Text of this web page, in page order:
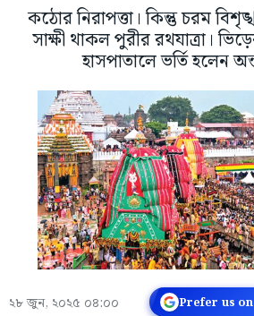
কঠোর নিরাপত্তা। কিন্তু চরম
সাক্ষী থাকল পুরীর রথযাত্রা।
হাসপাতালে ভর্তি হলেন
২৮ জুন, ২০২৫ ০৪:০০ Prefer us